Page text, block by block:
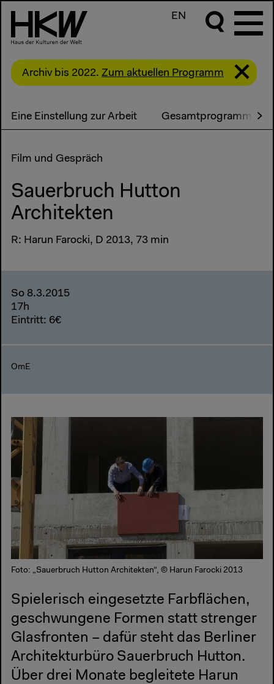
EN
Archiv bis 2022. Zum aktuellen Programm
Eine Einstellung zur Arbeit Gesamtprogramm
Film und Gespräch
Sauerbruch Hutton
Architekten
R: Harun Farocki, D 2013, 73 min
So 8.3.2015
17h
Eintritt: 6€
OmE
Foto: „Sauerbruch Hutton Architekten“, © Harun Farocki 2013
Spielerisch eingesetzte Farbflächen,
geschwungene Formen statt strenger
Glasfronten – dafür steht das Berliner
Architekturbüro Sauerbruch Hutton.
Über drei Monate begleitete Harun